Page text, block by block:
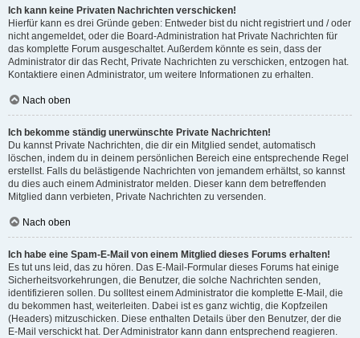
Ich kann keine Privaten Nachrichten verschicken!
Hierfür kann es drei Gründe geben: Entweder bist du nicht registriert und / oder
nicht angemeldet, oder die Board-Administration hat Private Nachrichten für
das komplette Forum ausgeschaltet. Außerdem könnte es sein, dass der
Administrator dir das Recht, Private Nachrichten zu verschicken, entzogen hat.
Kontaktiere einen Administrator, um weitere Informationen zu erhalten.
Nach oben
Ich bekomme ständig unerwünschte Private Nachrichten!
Du kannst Private Nachrichten, die dir ein Mitglied sendet, automatisch
löschen, indem du in deinem persönlichen Bereich eine entsprechende Regel
erstellst. Falls du belästigende Nachrichten von jemandem erhältst, so kannst
du dies auch einem Administrator melden. Dieser kann dem betreffenden
Mitglied dann verbieten, Private Nachrichten zu versenden.
Nach oben
Ich habe eine Spam-E-Mail von einem Mitglied dieses Forums erhalten!
Es tut uns leid, das zu hören. Das E-Mail-Formular dieses Forums hat einige
Sicherheitsvorkehrungen, die Benutzer, die solche Nachrichten senden,
identifizieren sollen. Du solltest einem Administrator die komplette E-Mail, die
du bekommen hast, weiterleiten. Dabei ist es ganz wichtig, die Kopfzeilen
(Headers) mitzuschicken. Diese enthalten Details über den Benutzer, der die
E-Mail verschickt hat. Der Administrator kann dann entsprechend reagieren.